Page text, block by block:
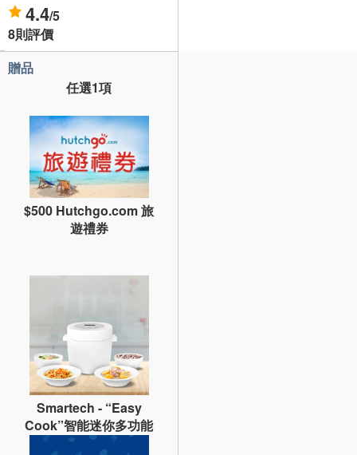
4.4/5
8則評價
贈品
任選1項
$500 Hutchgo.com 旅
遊禮券
Smartech - “Easy
Cook”智能迷你多功能
電飯煲 (原價$828)